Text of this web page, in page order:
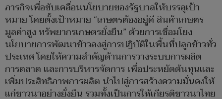
ภารกิจเพื่อขับเคลื่อนนโยบายของรัฐบาลให้บรรลุเป้า
หมาย โดยตั้งเป้าหมาย “เกษตรต้องอยู่ดี สินค้าเกษตร
มูลค่าสูง ทรัพยากรเกษตรยั่งยืน” ด้วยการเชื่อมโยง
นโยบายการพัฒนาข้าวลงสู่การปฏิบัติในพื้นที่ปลูกข้าวทั่ว
ประเทศ โดยให้ความสำคัญด้านการวางระบบการผลิต
การตลาด และการบริหารจัดการ เพื่อประหยัดต้นทุนและ
เพิ่มประสิทธิภาพการผลิต นำไปสู่การสร้างความมั่นคงให้
แก่ชาวนาอย่างยั่งยืน รวมทั้งเป็นการให้เกียรติชาวนาไทย